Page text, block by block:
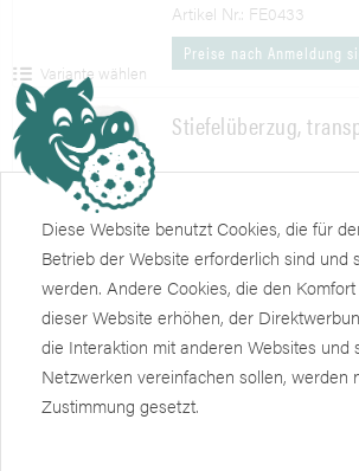
Artikel Nr.: FE0433
Preise nach Anmeldung
Variante wählen
Stiefelüberzug,
Artikel Nr.: GB09505
Preise nach Anmeldung
Merken
Überziehschuhe Z50,
Diese Website benutzt Cookies, die für
Betrieb der Website erforderlich sind und
werden. Andere Cookies, die den
dieser Website erhöhen, der
die Interaktion mit anderen Websites und
Netzwerken vereinfachen sollen, werden
Zustimmung gesetzt.